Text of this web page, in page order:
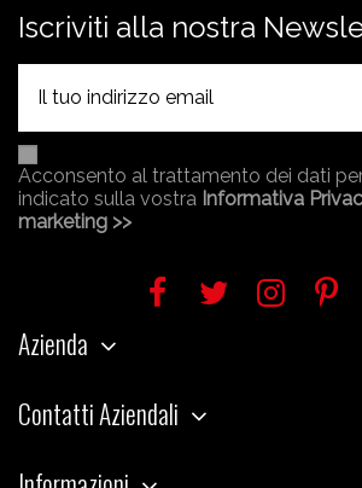
Iscriviti alla nostra
Acconsento al trattamento dei dati
indicato sulla vostra Informativa
marketing >>
Azienda
Contatti Aziendali